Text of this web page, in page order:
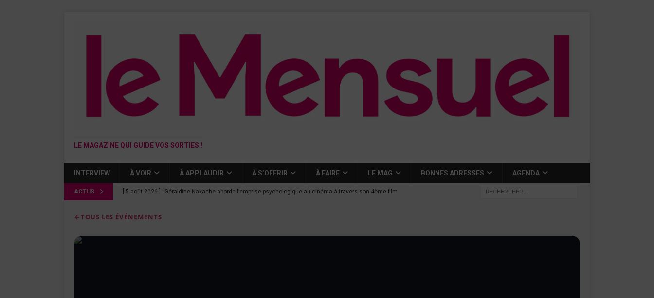
LE MAGAZINE QUI GUIDE VOS SORTIES !
INTERVIEW À VOIR À APPLAUDIR À S’OFFRIR À FAIRE LE MAG BONNES ADRESSES AGENDA
ACTUS [ 5 août 2026 ] Géraldine Nakache aborde l’emprise psychologique au cinéma à travers son 4ème film
TOUS LES ÉVÉNEMENTS